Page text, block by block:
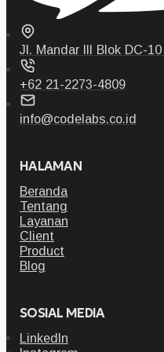
Jl. Mandar III Blok DC-
+62 21-2273-4809
info@codelabs.co.id
HALAMAN
Beranda
Tentang
Layanan
Client
Product
Blog
SOSIAL MEDIA
LinkedIn